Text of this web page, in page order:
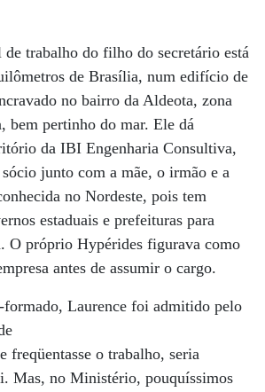
trabalho do filho do secretário está
de Brasília, num edifício de
no bairro da Aldeota, zona
bem pertinho do mar. Ele dá
da IBI Engenharia Consultiva,
junto com a mãe, o irmão e a
no Nordeste, pois tem
estaduais e prefeituras para
O próprio Hypérides figurava como
antes de assumir o cargo.
formado, Laurence foi admitido pelo
freqüentasse o trabalho, seria
Mas, no Ministério, pouquíssimos